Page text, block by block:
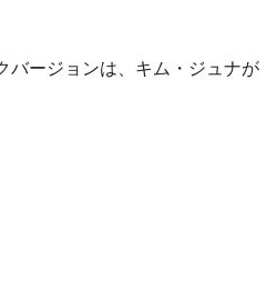
バージョンは、キム・ジュナが